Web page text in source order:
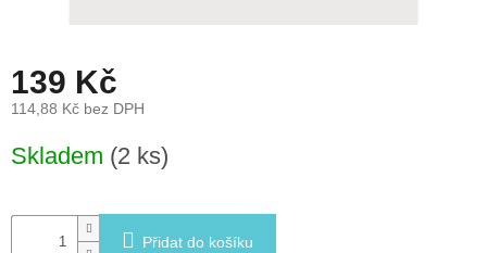
Novinky
Prodejny
139 Kč
114,88 Kč bez DPH
cena:
Skladem (2 ks)
Přidat do košíku